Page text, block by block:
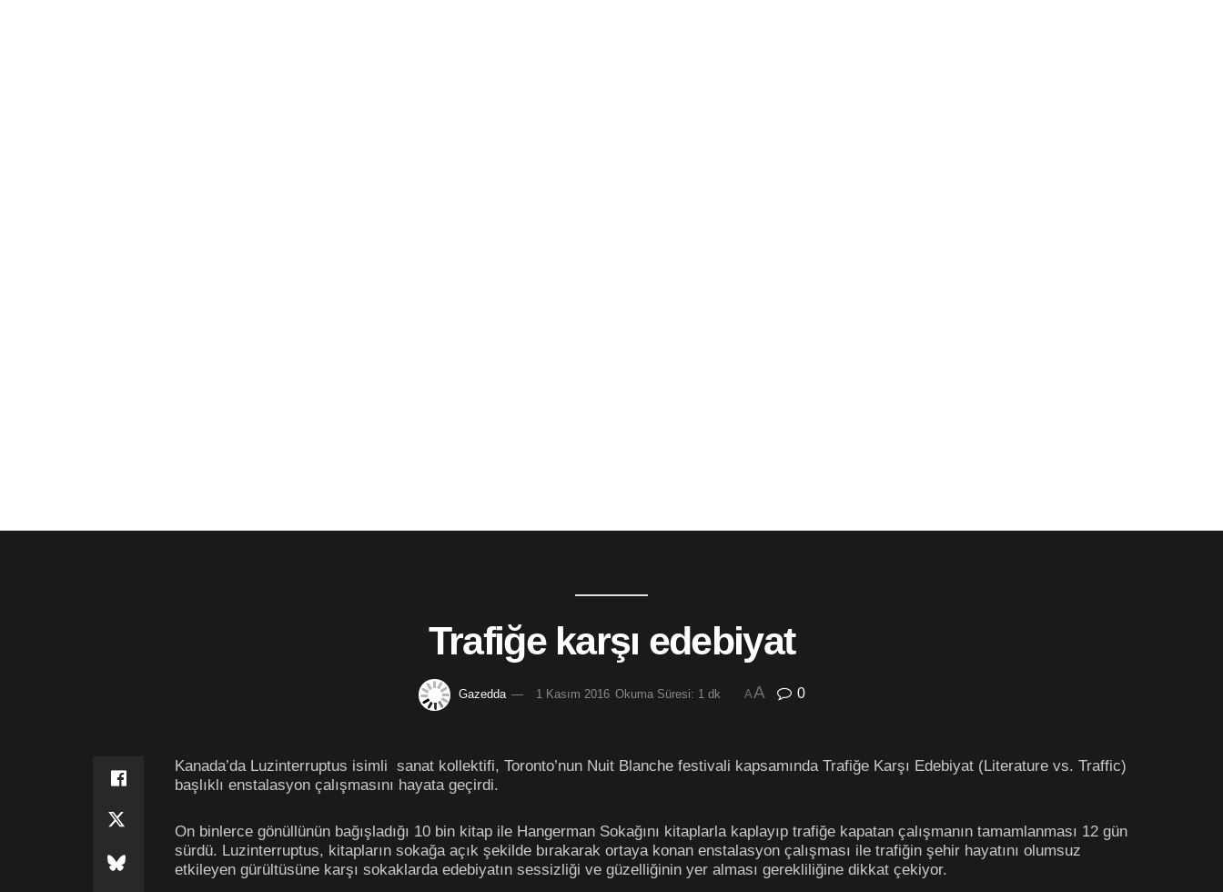
Trafiğe karşı edebiyat
Gazedda 1 Kasım 2016 Okuma Süresi: 1 dk AA 0
Kanada’da Luzinterruptus isimli sanat kollektifi, Toronto’nun Nuit Blanche festivali kapsamında Trafiğe Karşı Edebiyat (Literature vs. Traffic)
başlıklı enstalasyon çalışmasını hayata geçirdi.
On binlerce gönüllünün bağışladığı 10 bin kitap ile Hangerman Sokağını kitaplarla kaplayıp trafiğe kapatan çalışmanın tamamlanması 12 gün
sürdü. Luzinterruptus, kitapların sokağa açık şekilde bırakarak ortaya konan enstalasyon çalışması ile trafiğin şehir hayatını olumsuz
etkileyen gürültüsüne karşı sokaklarda edebiyatın sessizliği ve güzelliğinin yer alması gerekliliğine dikkat çekiyor.